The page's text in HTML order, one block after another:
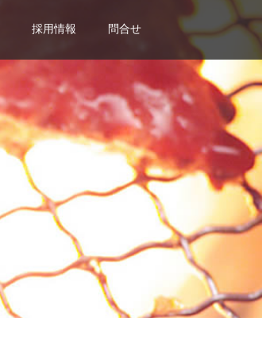
採用情報 問合せ